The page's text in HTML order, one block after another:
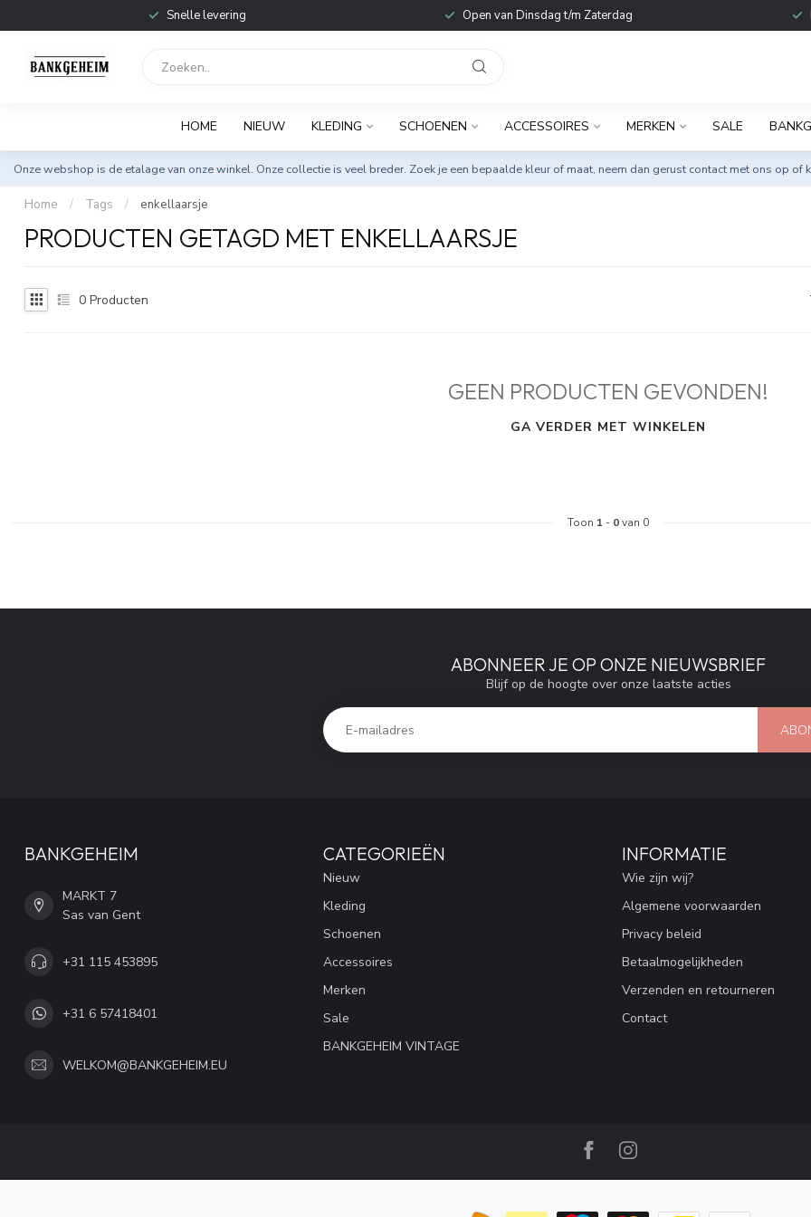
Snelle levering Open van Dinsdag t/m Zaterdag
HOME NIEUW KLEDING SCHOENEN ACCESSOIRES MERKEN SALE
Onze webshop is de etalage van onze winkel. Onze collectie is veel breder. Zoek je een bepaalde kleur of maat, neem dan gerust contact met ons op of
Home / Tags / enkellaarsje
PRODUCTEN GETAGD MET ENKELLAARSJE
0 Producten
GEEN PRODUCTEN GEVONDEN!
GA VERDER MET WINKELEN
Toon 1 - 0van 0
ABONNEER JE OP ONZE NIEUWSBRIEF
Blijf op de hoogte over onze laatste acties
BANKGEHEIM
MARKT 7
Sas van Gent
+31 115 453895
+31 6 57418401
WELKOM@BANKGEHEIM.EU
CATEGORIEËN
Nieuw
Kleding
Schoenen
Accessoires
Merken
Sale
BANKGEHEIM VINTAGE
INFORMATIE
Wie zijn wij?
Algemene voorwaarden
Privacy beleid
Betaalmogelijkheden
Verzenden en retourneren
Contact